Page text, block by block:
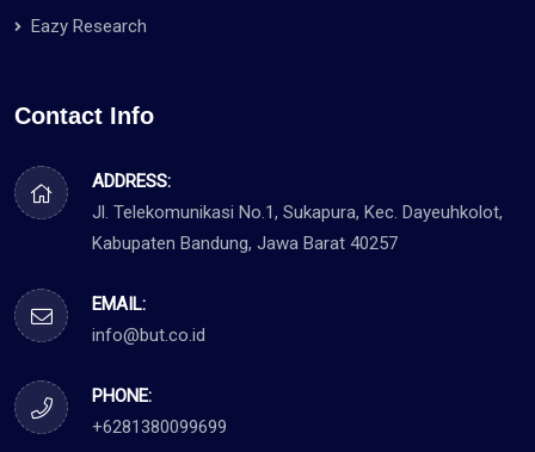
Eazy Research
Contact Info
ADDRESS:
Jl. Telekomunikasi No.1, Sukapura, Kec. Dayeuhkolot,
Kabupaten Bandung, Jawa Barat 40257
EMAIL:
info@but.co.id
PHONE:
+6281380099699